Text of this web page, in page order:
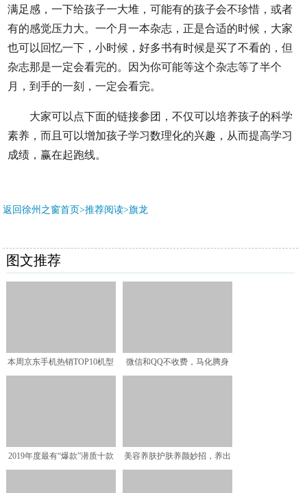
满足感，一下给孩子一大堆，可能有的孩子会不珍惜，或者
有的感觉压力大。一个月一本杂志，正是合适的时候，大家
也可以回忆一下，小时候，好多书有时候是买了不看的，但
杂志那是一定会看完的。因为你可能等这个杂志等了半个
月，到手的一刻，一定会看完。
大家可以点下面的链接参团，不仅可以培养孩子的科学
素养，而且可以增加孩子学习数理化的兴趣，从而提高学习
成绩，赢在起跑线。
返回徐州之窗首页>推荐阅读>旗龙
图文推荐
本周京东手机热销TOP10机型
微信和QQ不收费，马化腾身
2019年度最有“爆款”潜质十款
美容养肤护肤养颜妙招，养出